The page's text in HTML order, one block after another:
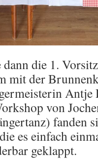
die 1.
mit der
Antje
von
fanden
es einfach
geklappt.